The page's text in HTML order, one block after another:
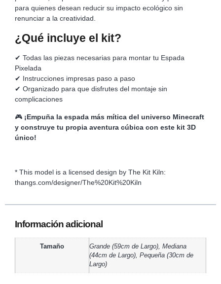
para quienes desean reducir su impacto ecológico sin
renunciar a la creatividad.
¿Qué incluye el kit?
✔ Todas las piezas necesarias para montar tu Espada
Pixelada
✔ Instrucciones impresas paso a paso
✔ Organizado para que disfrutes del montaje sin
complicaciones
🎮 ¡Empuña la espada más mítica del universo Minecraft
y construye tu propia aventura cúbica con este kit 3D
único!
* This model is a licensed design by The Kit Kiln:
thangs.com/designer/The%20Kit%20Kiln
Información adicional
Tamaño
Grande (59cm de Largo), Mediana
(44cm de Largo), Pequeña (30cm de
Largo)